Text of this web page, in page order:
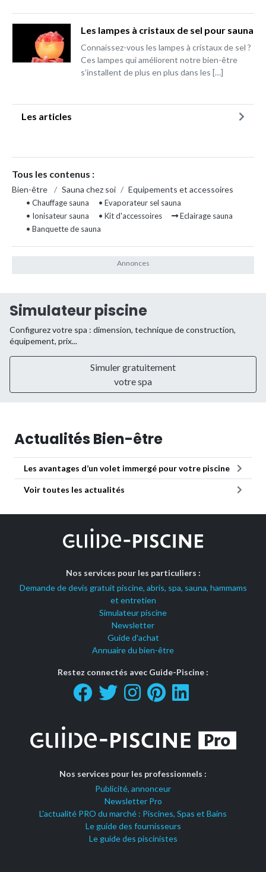
Les lampes à cristaux de sel pour sauna
Connaissez-vous les lampes à cristaux de sel ?
Ces lampes qui améliorent notre bien-être
s’installent de plus en plus dans les […]
Les articles
Tous les contenus :
Bien-être / Sauna chez soi / Equipements et accessoires
• Chauffage sauna
• Evaporateur sel sauna
• Ionisateur sauna
• Kit d'accessoires
Eclairage sauna
• Banquette de sauna
Simulateur piscine
Configurez votre spa : dimension, technique de construction,
équipement, prix...
Simuler gratuitement
votre spa
Actualités Bien-être
Les avantages d’un volet immergé pour votre piscine
Voir toutes les actualités
Nos services pour les particuliers :
Demande de devis gratuit piscine, abris, spa, sauna, hammams
et entretien
Simulateur piscine
Newsletter
Guide d'achat
Annuaire du bien-être
Restez connectés avec Guide-Piscine :
Nos services pour les professionnels :
Publicité, annonceur
Newsletter Pro
L'actualité PRO du marché : Piscines, Spas et Bains
Le guide des fournisseurs
Le guide des piscinistes